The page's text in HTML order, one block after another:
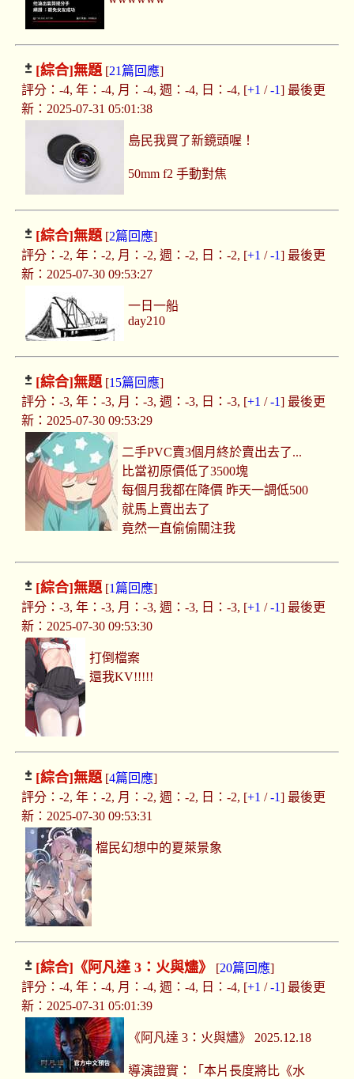
[綜合]無題[21篇回應]
評分：-4, 年：-4, 月：-4, 週：-4, 日：-4, [+1 /-1] 最後更
新：2025-07-31 05:01:38
島民我買了新鏡頭喔！
50mm f2 手動對焦
[綜合]無題[2篇回應]
評分：-2, 年：-2, 月：-2, 週：-2, 日：-2, [+1 /-1] 最後更
新：2025-07-30 09:53:27
一日一船
day210
[綜合]無題[15篇回應]
評分：-3, 年：-3, 月：-3, 週：-3, 日：-3, [+1 /-1] 最後更
新：2025-07-30 09:53:29
二手PVC賣3個月終於賣出去了...
比當初原價低了3500塊
每個月我都在降價 昨天一調低500
就馬上賣出去了
竟然一直偷偷關注我
[綜合]無題[1篇回應]
評分：-3, 年：-3, 月：-3, 週：-3, 日：-3, [+1 /-1] 最後更
新：2025-07-30 09:53:30
打倒檔案
還我KV!!!!!
[綜合]無題[4篇回應]
評分：-2, 年：-2, 月：-2, 週：-2, 日：-2, [+1 /-1] 最後更
新：2025-07-30 09:53:31
檔民幻想中的夏萊景象
[綜合] 《阿凡達 3：火與燼》 [20篇回應]
評分：-4, 年：-4, 月：-4, 週：-4, 日：-4, [+1 /-1] 最後更
新：2025-07-31 05:01:39
《阿凡達 3：火與燼》 2025.12.18
導演證實：「本片長度將比《水